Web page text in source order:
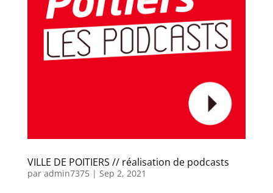
VILLE DE POITIERS // réalisation de podcasts
par admin7375| Sep 2, 2021